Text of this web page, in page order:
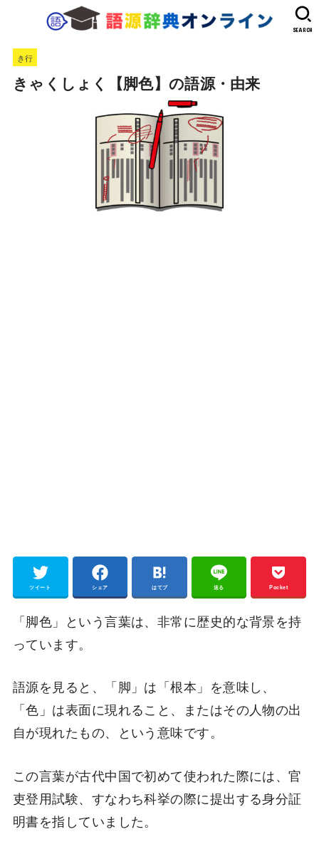
SEARCH
き行
きゃくしょく【脚色】の語源・由来
ツイート シェア はてブ 送る Pocket
「脚色」という言葉は、非常に歴史的な背景を持
っています。
語源を見ると、「脚」は「根本」を意味し、
「色」は表面に現れること、またはその人物の出
自が現れたもの、という意味です。
この言葉が古代中国で初めて使われた際には、官
吏登用試験、すなわち科挙の際に提出する身分証
明書を指していました。